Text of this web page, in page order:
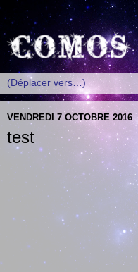
VENDREDI 7 OCTOBRE 2016
test